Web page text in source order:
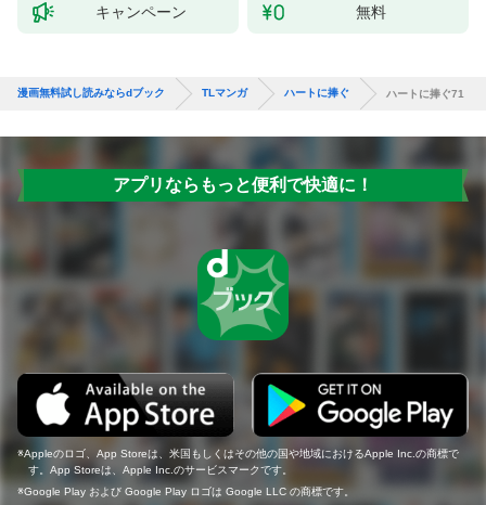
キャンペーン 無料
漫画無料試し読みならdブック TLマンガ ハートに捧ぐ ハートに捧ぐ71
アプリならもっと便利で快適に！
Appleのロゴ、App Storeは、米国もしくはその他の国や地域におけるApple Inc.の商標で
す。App Storeは、Apple Inc.のサービスマークです。
Google Play および Google Play ロゴは Google LLC の商標です。